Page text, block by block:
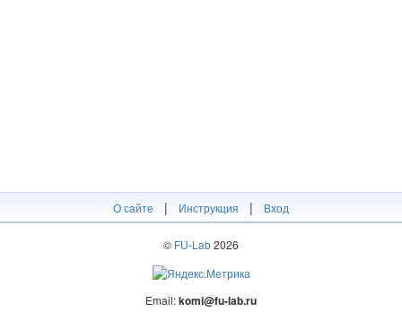
О сайте | Инструкция | Вход
© FU-Lab2026
Email:komi@fu-lab.ru